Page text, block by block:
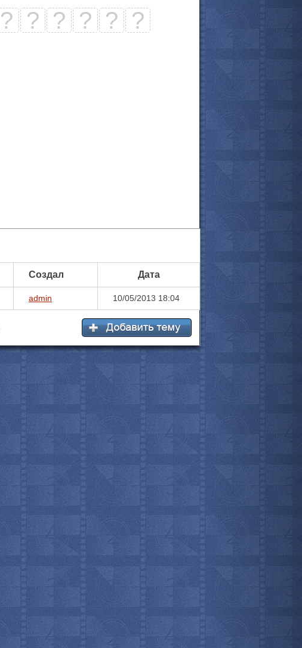
? ? ? ? ? ?
Создал Дата
admin 10/05/2013 18:04